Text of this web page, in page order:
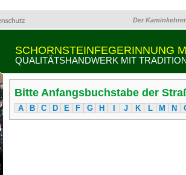
Der
SCHORNSTEINFEGERINNUNG
QUALITÄTSHANDWERK MIT
Bitte Anfangsbuchstabe der
A B C D E F G H J K L M N